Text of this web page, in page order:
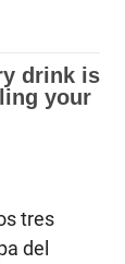
tres
del